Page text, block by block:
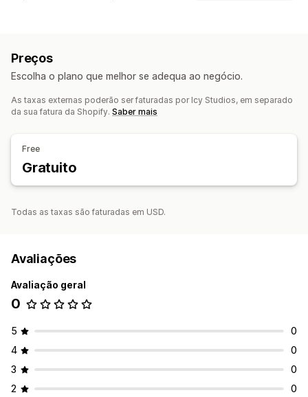
Personalização
Vestuário Chapéus
Marca branca
Atualizações em tempo real
Preços
Escolha o plano que melhor se adequa ao negócio.
As taxas externas poderão ser faturadas por Icy Studios, em separado
da sua fatura da Shopify. Saber mais
Free
Gratuito
Todas as taxas são faturadas em USD.
Avaliações
Avaliação geral
0
5
0
4
0
3
0
2
0